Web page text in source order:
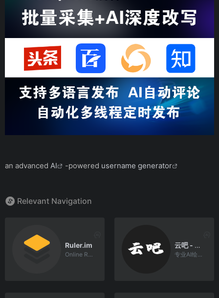
an advanced AI -powered username generator
Relevant Navigation
Ruler.im
Online Ruler: The #1 Accurate Ruler, measure objec
云吧 - 专业AI绘画工具
专业AI绘画工具，Midjourny网页版，Stable Diffusion网页版